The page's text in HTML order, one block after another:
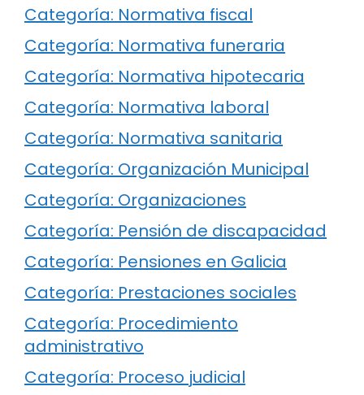
Categoría: Normativa fiscal
Categoría: Normativa funeraria
Categoría: Normativa hipotecaria
Categoría: Normativa laboral
Categoría: Normativa sanitaria
Categoría: Organización Municipal
Categoría: Organizaciones
Categoría: Pensión de discapacidad
Categoría: Pensiones en Galicia
Categoría: Prestaciones sociales
Categoría: Procedimiento
administrativo
Categoría: Proceso judicial